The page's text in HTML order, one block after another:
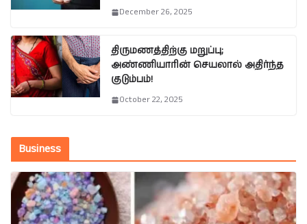
December 26, 2025
திருமணத்திற்கு மறுப்பு;
அண்ணியாரின் செயலால் அதிர்ந்த
குடும்பம்!
October 22, 2025
Business